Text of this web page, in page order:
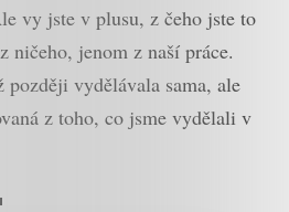
vy jste v plusu, z čeho jste to
ničeho, jenom z naší práce.
později vydělávala sama, ale
z toho, co jsme vydělali v